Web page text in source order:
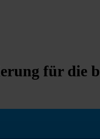
für die